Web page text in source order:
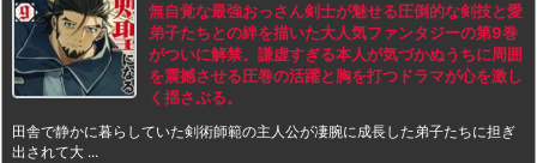
無自覚な最強おっさん剣士が魅せる圧倒的な剣技と愛
弟子たちとの絆を描いた大人気ファンタジーの第9巻
がついに解禁。謙虚すぎる本人が気づかぬうちに周囲
を震撼させる圧巻の活躍と胸を打つドラマが心を激し
く揺さぶる。
田舎で静かに暮らしていた剣術師範の主人公が凄腕に成長した弟子たちに担ぎ
出されて大 ...